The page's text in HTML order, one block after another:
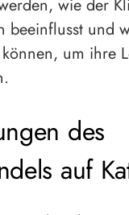
wie der
beeinflusst und
um ihre
des
auf